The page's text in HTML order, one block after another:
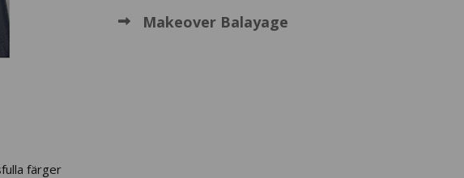
färger
Makeover Balayage